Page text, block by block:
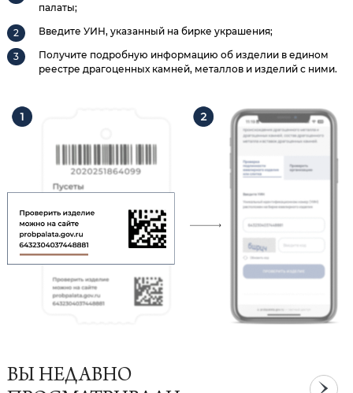
палаты;
Введите УИН, указанный на бирке украшения;
Получите подробную информацию об изделии в едином
реестре драгоценных камней, металлов и изделий с ними.
ВЫ НЕДАВНО